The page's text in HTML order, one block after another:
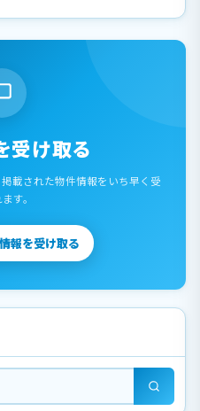
受け取る
載された物件情報をいち早く受
す。
報を受け取る